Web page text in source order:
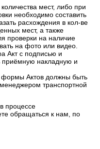
мест, либо при
необходимо составить
расхождения в кол-ве
мест, а также
проверки на наличие
на фото или видео.
Акт с подписью и
приёмную накладную и
Актов должны быть
транспортной
процессе
обращаться к нам, по